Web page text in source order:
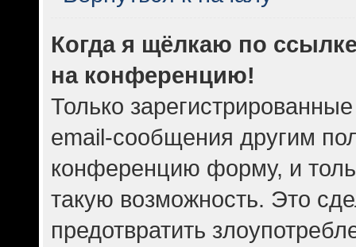
Когда я щёлкаю по
на конференцию!
Только
email-сообщения другим
конференцию форму, и
такую возможность. Это
предотвратить